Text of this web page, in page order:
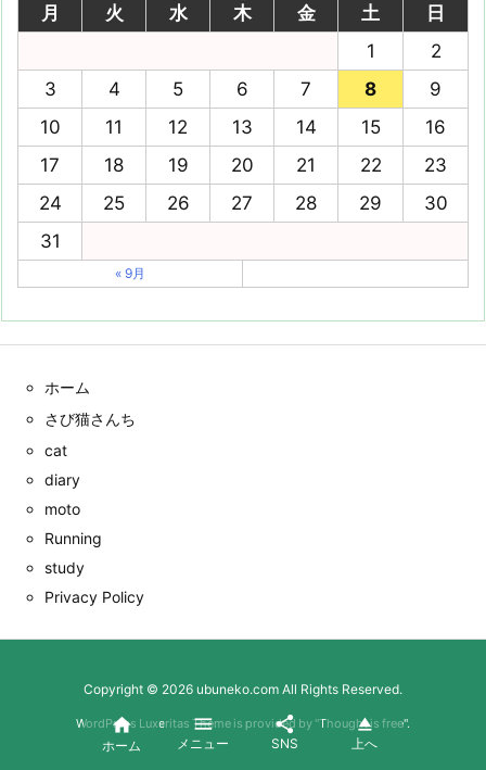
月
火 水 木 金 土
日
1
2
3
4 5 6 7 8
9
10
11 12 13 14 15
16
17
18 19 20 21 22
23
24
25 26 27 28 29
30
31
« 9月
ホーム
さび猫さんち
cat
diary
moto
Running
study
Privacy Policy
Copyright © 2026 ubuneko.com All Rights Reserved.
WordPress Luxeritas Theme is provided by "Thought is free".

ホーム

メニュー

SNS

上へ